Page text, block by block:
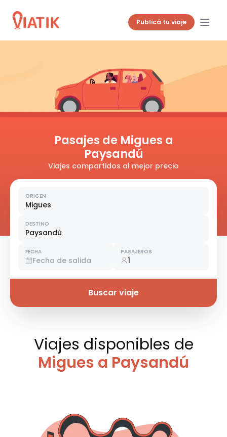
Publicá tu viaje
Pasajes de Migues a
Paysandú
Viajes compartidos al mejor precio
ORIGEN
Migues
DESTINO
Paysandú
FECHA
Fecha de salida
PASAJEROS
1
Buscar viaje
Viajes disponibles de
Migues a Paysandú